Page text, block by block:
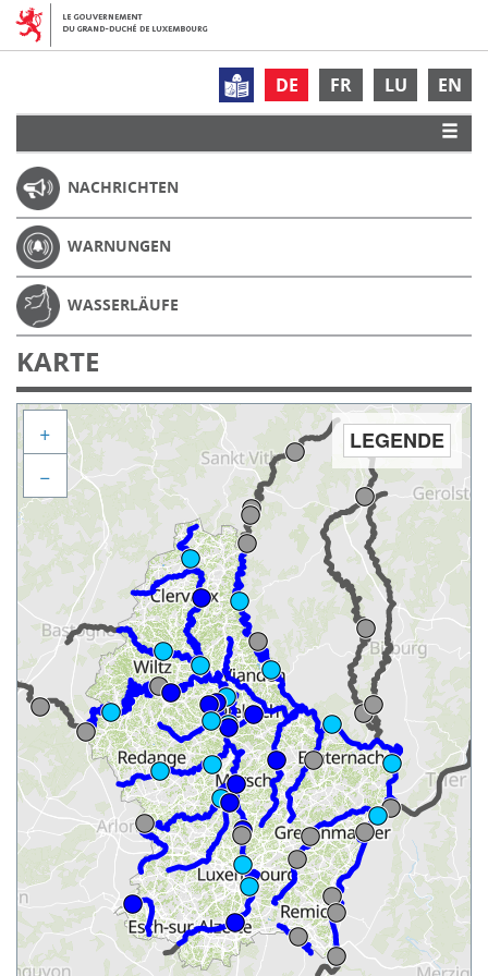
DE FR LU EN
NACHRICHTEN
WARNUNGEN
WASSERLÄUFE
KARTE
LEGENDE
+
−